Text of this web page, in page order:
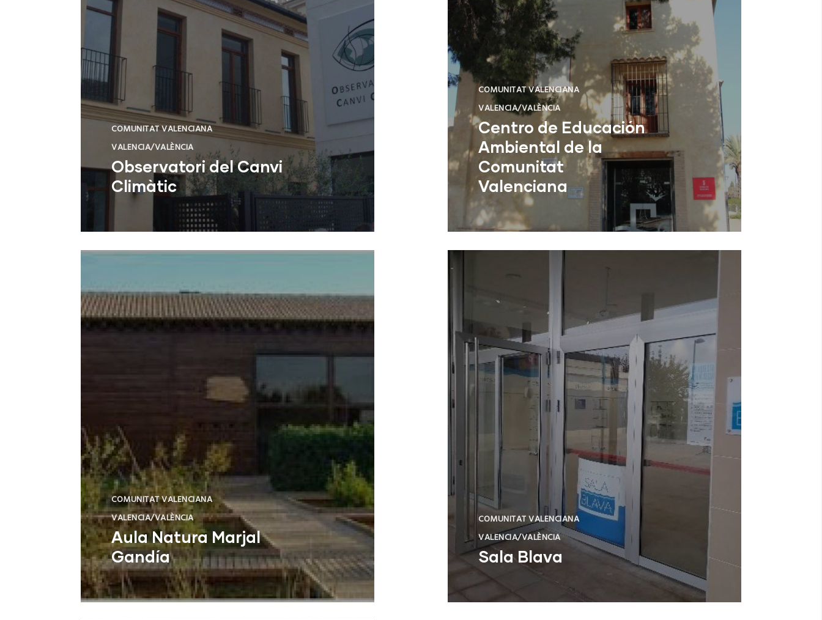
COMUNITAT VALENCIANA
VALENCIA/VALÈNCIA
Observatori del Canvi
Climàtic
Valencia (Valencia)
COMUNITAT VALENCIANA
VALENCIA/VALÈNCIA
Centro de Educación
Ambiental de la
Comunitat
Valenciana
Sagunt (Valencia)
COMUNITAT VALENCIANA
VALENCIA/VALÈNCIA
Aula Natura Marjal
Gandía
Gandía (Valencia)
COMUNITAT VALENCIANA
VALENCIA/VALÈNCIA
Sala Blava